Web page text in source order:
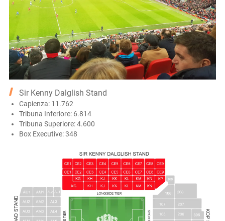
Sir Kenny Dalglish Stand
Capienza: 11.762
Tribuna Inferiore: 6.814
Tribuna Superiore: 4.600
Box Executive: 348